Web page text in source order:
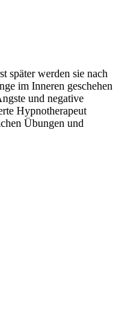
später werden sie nach
im Inneren geschehen
und negative
Hypnotherapeut
Übungen und